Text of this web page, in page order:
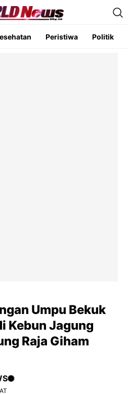
Peristiwa Politik
Umpu Bekuk
Kebun Jagung
Raja Giham